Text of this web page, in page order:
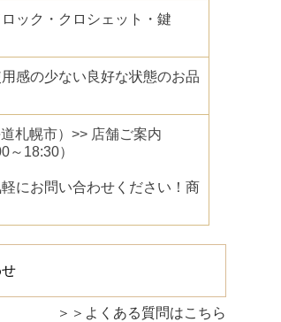
ック・クロシェット・鍵
感の少ない良好な状態のお品
札幌市）>> 店舗ご案内
～18:30）
にお問い合わせください！商
よくある質問はこちら